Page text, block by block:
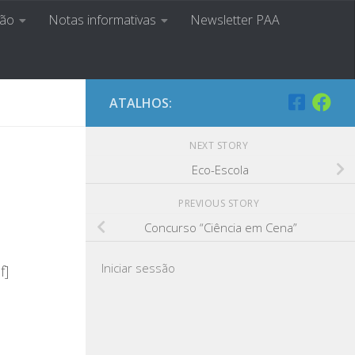
Notas informativas Newsletter PAA
ATALHOS:
NEXT STORY
Eco-Escola
PREVIOUS STORY
Concurso “Ciência em Cena”
Iniciar sessão